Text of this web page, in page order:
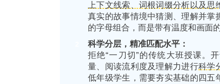
上下文线索、词根词缀分析以及思
真实的故事情境中猜测、理解并掌
的字母组合，而是带有温度和画面
科学分层，精准匹配水平：
拒绝“一刀切”的传统大班授课。
量、阅读流利度及理解力进行科学
低年级学生，需要夯实基础的四五